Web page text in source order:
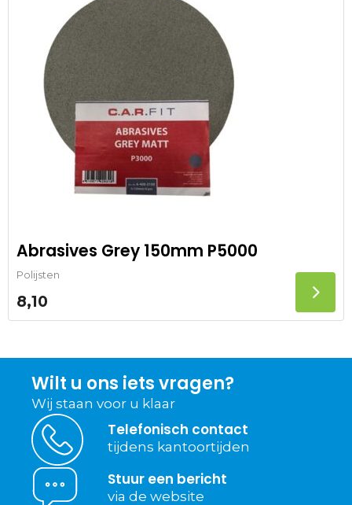
Abrasives Grey 150mm P5000
Polijsten
8,10
Wilt u ons iets vragen?
Wij staan voor u klaar
Telefonisch contact
tijdens kantoortijden
Stuur een bericht
via de website